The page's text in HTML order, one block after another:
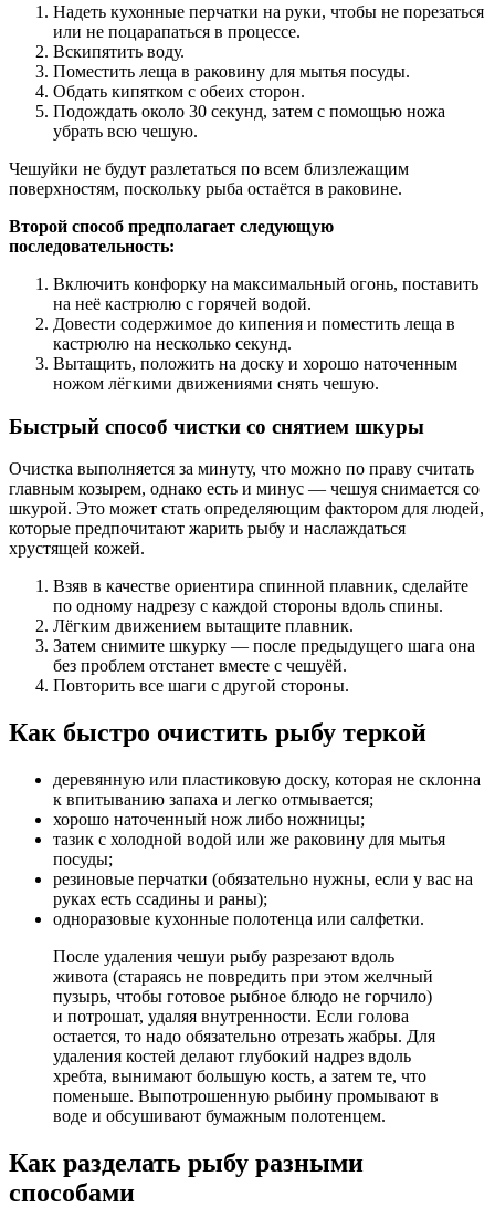
Надеть кухонные перчатки на руки, чтобы не порезаться
или не поцарапаться в процессе.
Вскипятить воду.
Поместить леща в раковину для мытья посуды.
Обдать кипятком с обеих сторон.
Подождать около 30 секунд, затем с помощью ножа
убрать всю чешую.
Чешуйки не будут разлетаться по всем близлежащим
поверхностям, поскольку рыба остаётся в раковине.
Второй способ предполагает следующую
последовательность:
Включить конфорку на максимальный огонь, поставить
на неё кастрюлю с горячей водой.
Довести содержимое до кипения и поместить леща в
кастрюлю на несколько секунд.
Вытащить, положить на доску и хорошо наточенным
ножом лёгкими движениями снять чешую.
Быстрый способ чистки со снятием шкуры
Очистка выполняется за минуту, что можно по праву считать
главным козырем, однако есть и минус — чешуя снимается со
шкурой. Это может стать определяющим фактором для людей,
которые предпочитают жарить рыбу и наслаждаться
хрустящей кожей.
Взяв в качестве ориентира спинной плавник, сделайте
по одному надрезу с каждой стороны вдоль спины.
Лёгким движением вытащите плавник.
Затем снимите шкурку — после предыдущего шага она
без проблем отстанет вместе с чешуёй.
Повторить все шаги с другой стороны.
Как быстро очистить рыбу теркой
деревянную или пластиковую доску, которая не склонна
к впитыванию запаха и легко отмывается;
хорошо наточенный нож либо ножницы;
тазик с холодной водой или же раковину для мытья
посуды;
резиновые перчатки (обязательно нужны, если у вас на
руках есть ссадины и раны);
одноразовые кухонные полотенца или салфетки.
После удаления чешуи рыбу разрезают вдоль
живота (стараясь не повредить при этом желчный
пузырь, чтобы готовое рыбное блюдо не горчило)
и потрошат, удаляя внутренности. Если голова
остается, то надо обязательно отрезать жабры. Для
удаления костей делают глубокий надрез вдоль
хребта, вынимают большую кость, а затем те, что
поменьше. Выпотрошенную рыбину промывают в
воде и обсушивают бумажным полотенцем.
Как разделать рыбу разными
способами